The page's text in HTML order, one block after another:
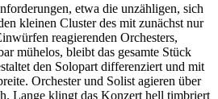
etwa die unzähligen, sich
kleinen Cluster des mit zunächst nur
reagierenden Orchesters,
mühelos, bleibt das gesamte Stück
den Solopart differenziert und mit
Orchester und Solist agieren über
Lange klingt das Konzert hell timbriert